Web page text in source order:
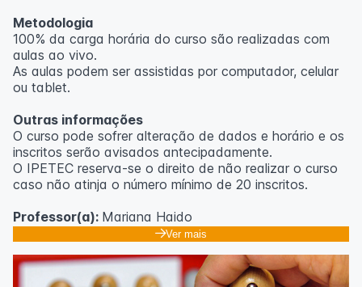
Metodologia
100% da carga horária do curso são realizadas com
aulas ao vivo.
As aulas podem ser assistidas por computador, celular
ou tablet.
Outras informações
O curso pode sofrer alteração de dados e horário e os
inscritos serão avisados ​​antecipadamente.
O IPETEC reserva-se o direito de não realizar o curso
caso não atinja o número mínimo de 20 inscritos.
Professor(a): Mariana Haido
Ver mais